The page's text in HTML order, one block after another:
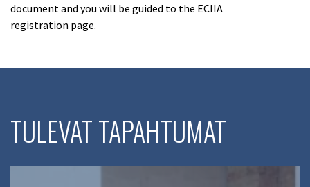
document and you will be guided to the ECIIA
registration page.
TULEVAT TAPAHTUMAT